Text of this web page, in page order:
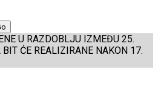
U RAZDOBLJU IZMEĐU 25.
ĆE REALIZIRANE NAKON 17.